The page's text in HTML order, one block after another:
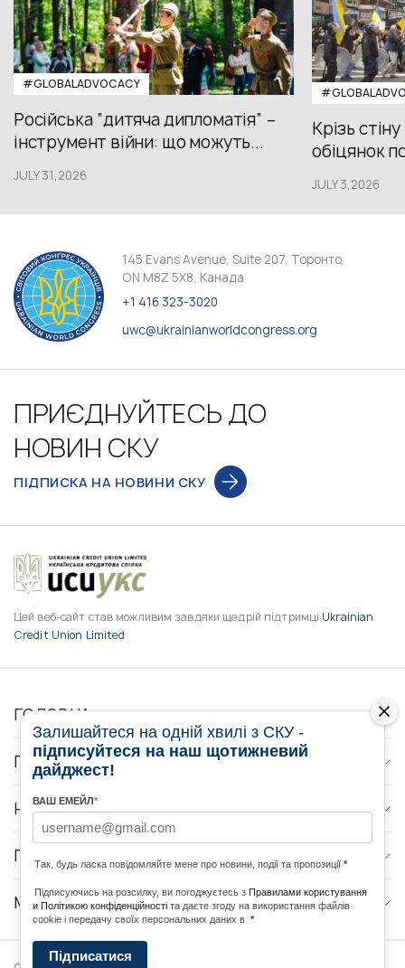
#GLOBALADVOCACY
Російська “дитяча дипломатія” –
інструмент війни: що можуть...
JULY 31,2026
Крізь
обіцянок
JULY 3,2026
145 Evans Avenue, Suite 207, Торонто,
ON M8Z 5X8, Канада
+1 416 323-3020
uwc@ukrainianworldcongress.org
ПРИЄДНУЙТЕСЬ ДО
НОВИН СКУ
ПІДПИСКА НА НОВИНИ СКУ
Цей веб-сайт став можливим завдяки щедрій підтримці Ukrainian
Credit Union Limited
ГОЛОВНА
ПРО НАС
НОВИНИ
ПРОГРАМИ
МЕДІА КОНТАКТИ
Залишайтеся на одній хвилі з СКУ -
підписуйтеся на наш щотижневий
дайджест!
ВАШ ЕМЕЙЛ*
Так, будь ласка повідомляйте мене про новини, події та пропозиції *
Підписуючись на розсилку, ви погоджуєтесь з Правилами користування
и Політикою конфіденційності та даєте згоду на використання файлів
cookie і передачу своїх персональних даних в *
Підписатися